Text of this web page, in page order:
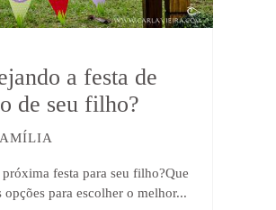
a festa de
de seu filho?
festa para seu filho?Que
opções para escolher o melhor...